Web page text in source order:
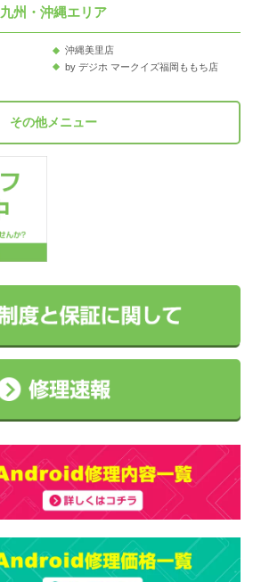
九州・沖縄エリア
沖縄美里店
by デジホ マークイズ福岡ももち店
その他メニュー